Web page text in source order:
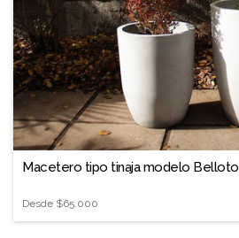
Macetero tipo tinaja modelo Belloto
Desde $65.000